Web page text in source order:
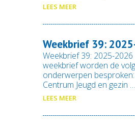
LEES MEER
Weekbrief 39:
Weekbrief 39: 2025-
weekbrief worden de
onderwerpen
Centrum Jeugd en gezin …
LEES MEER